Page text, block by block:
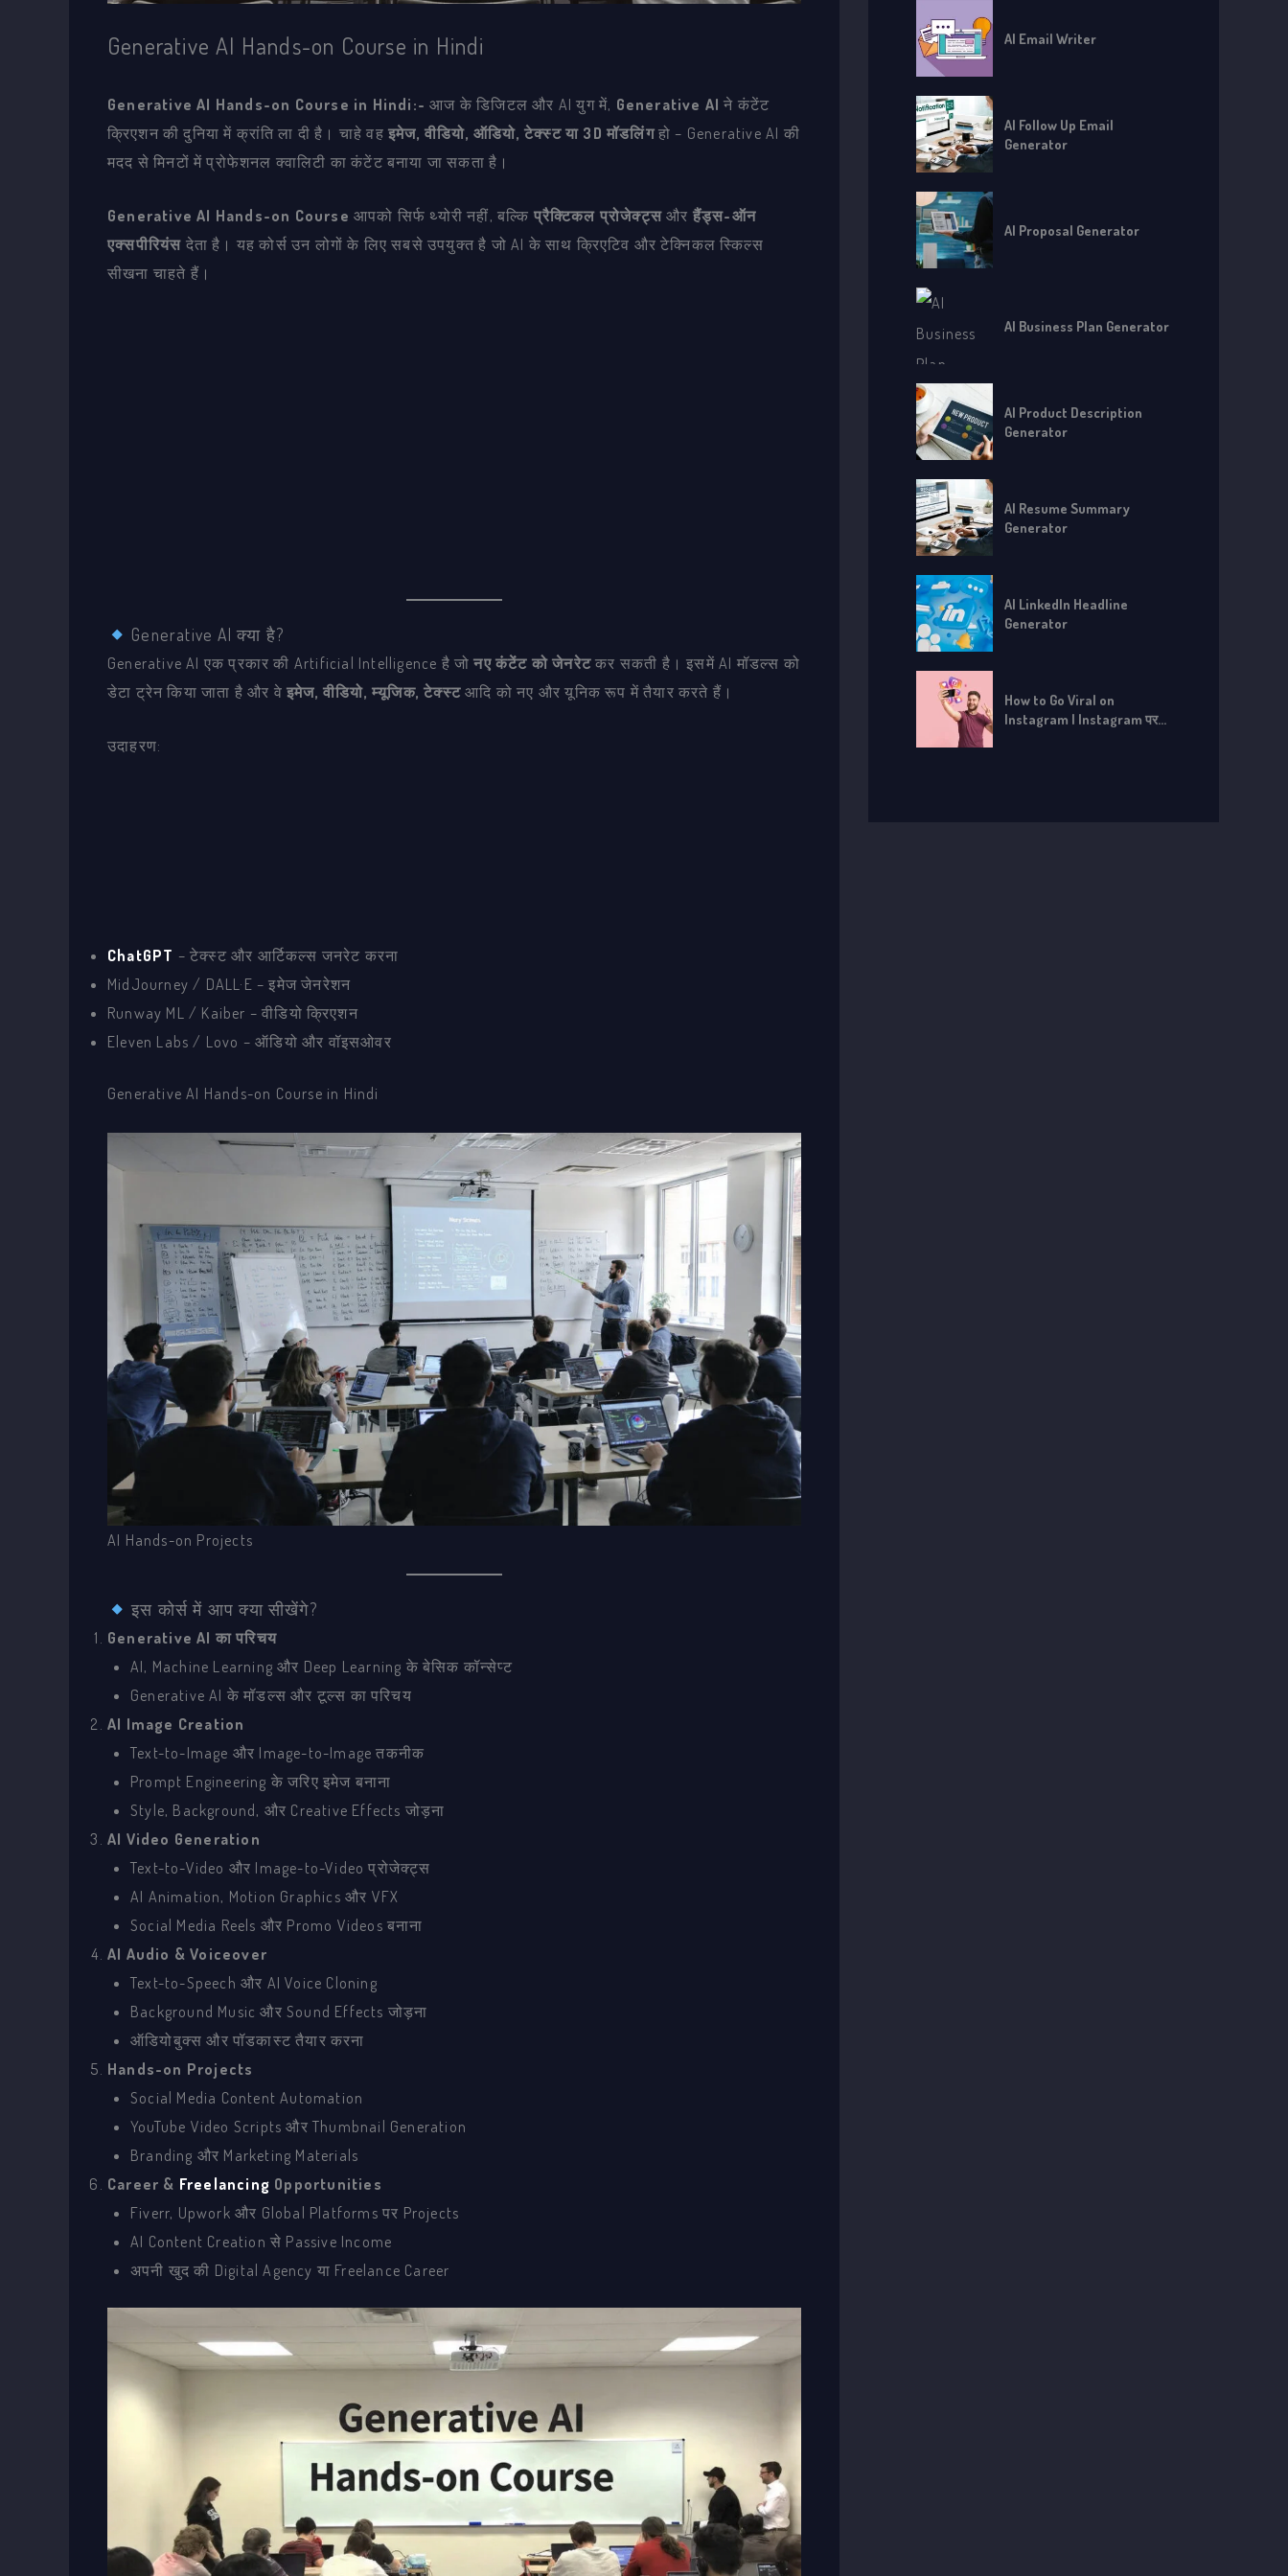
Generative AI Hands-on Course in Hindi
Generative AI Hands-on Course in Hindi:- आज के डिजिटल और AI युग में, Generative AI ने कंटेंट
क्रिएशन की दुनिया में क्रांति ला दी है। चाहे वह इमेज, वीडियो, ऑडियो, टेक्स्ट या 3D मॉडलिंगहो – Generative AI की
मदद से मिनटों में प्रोफेशनल क्वालिटी का कंटेंट बनाया जा सकता है।
Generative AI Hands-on Course आपको सिर्फ थ्योरी नहीं, बल्कि प्रैक्टिकल प्रोजेक्ट्स और हैंड्स-ऑन
एक्सपीरियंस देता है। यह कोर्स उन लोगों के लिए सबसे उपयुक्त है जो AI के साथ क्रिएटिव और टेक्निकल स्किल्स
सीखना चाहते हैं।
Generative AI क्या है?
Generative AI एक प्रकार की Artificial Intelligence है जोनए कंटेंट को जेनरेट कर सकती है। इसमें AI मॉडल्स को
डेटा ट्रेन किया जाता है और वे इमेज, वीडियो, म्यूजिक, टेक्स्ट आदि को नए और यूनिक रूप में तैयार करते हैं।
उदाहरण:
ChatGPT – टेक्स्ट और आर्टिकल्स जनरेट करना
MidJourney / DALL·E – इमेज जेनरेशन
Runway ML / Kaiber – वीडियो क्रिएशन
Eleven Labs / Lovo – ऑडियो और वॉइसओवर
Generative AI Hands-on Course in Hindi
AI Hands-on Projects
इस कोर्स में आप क्या सीखेंगे?
Generative AI का परिचय
AI, Machine Learning और Deep Learning के बेसिक कॉन्सेप्ट
Generative AI के मॉडल्स और टूल्स का परिचय
AI Image Creation
Text-to-Image और Image-to-Image तकनीक
Prompt Engineering के जरिए इमेज बनाना
Style, Background, और Creative Effects जोड़ना
AI Video Generation
Text-to-Video और Image-to-Video प्रोजेक्ट्स
AI Animation, Motion Graphics और VFX
Social Media Reels और Promo Videos बनाना
AI Audio & Voiceover
Text-to-Speech और AI Voice Cloning
Background Music और Sound Effects जोड़ना
ऑडियोबुक्स और पॉडकास्ट तैयार करना
Hands-on Projects
Social Media Content Automation
YouTube Video Scripts और Thumbnail Generation
Branding और Marketing Materials
Career & Freelancing Opportunities
Fiverr, Upwork और Global Platforms पर Projects
AI Content Creation से Passive Income
अपनी खुद की Digital Agency या Freelance Career
AI Email Writer
AI Follow Up Email
Generator
AI Proposal Generator
AI Business Plan Generator
AI Product Description
Generator
AI Resume Summary
Generator
AI LinkedIn Headline
Generator
How to Go Viral on
Instagram | Instagram पर